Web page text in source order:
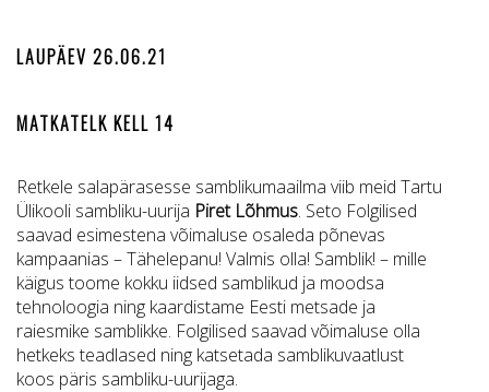
LAUPÄEV 26.06.21
MATKATELK KELL 14
Retkele salapärasesse samblikumaailma viib meid Tartu
Ülikooli sambliku-uurija Piret Lõhmus. Seto Folgilised
saavad esimestena võimaluse osaleda põnevas
kampaanias – Tähelepanu! Valmis olla! Samblik! – mille
käigus toome kokku iidsed samblikud ja moodsa
tehnoloogia ning kaardistame Eesti metsade ja
raiesmike samblikke. Folgilised saavad võimaluse olla
hetkeks teadlased ning katsetada samblikuvaatlust
koos päris sambliku-uurijaga.